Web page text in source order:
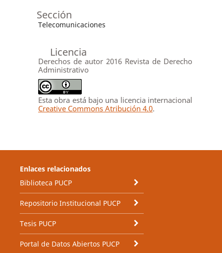
Sección
Telecomunicaciones
Licencia
Derechos de autor 2016 Revista de Derecho
Administrativo
Esta obra está bajo una licencia internacional
Creative Commons Atribución 4.0.
Enlaces relacionados
Biblioteca PUCP
Repositorio Institucional PUCP
Tesis PUCP
Portal de Datos Abiertos PUCP